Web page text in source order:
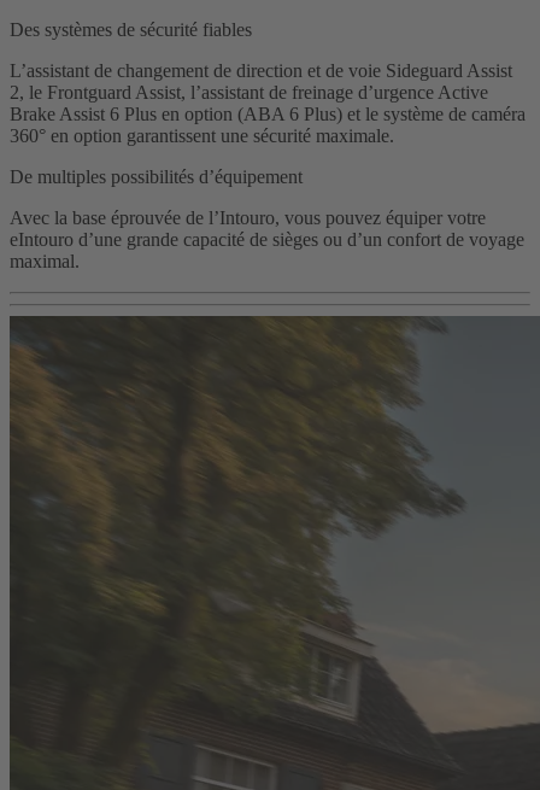
Des systèmes de sécurité fiables
L’assistant de changement de direction et de voie Sideguard Assist
2, le Frontguard Assist, l’assistant de freinage d’urgence Active
Brake Assist 6 Plus en option (ABA 6 Plus) et le système de caméra
360° en option garantissent une sécurité maximale.
De multiples possibilités d’équipement
Avec la base éprouvée de l’Intouro, vous pouvez équiper votre
eIntouro d’une grande capacité de sièges ou d’un confort de voyage
maximal.